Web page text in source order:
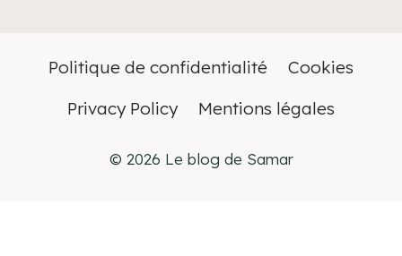
Politique de confidentialité
Cookies
Privacy Policy
Mentions légales
© 2026 Le blog de Samar